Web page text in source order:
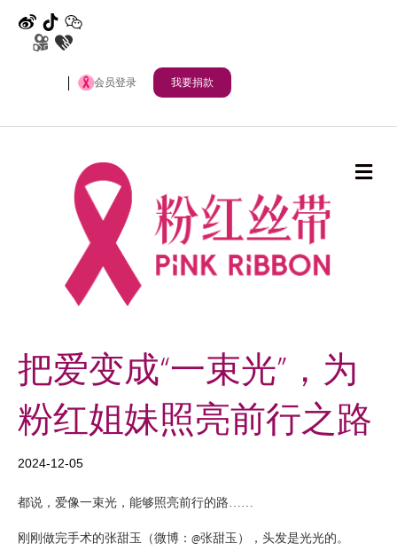
微博 抖音 公众号
快手 其他
会员登录 我要捐款
把爱变成“一束光”，为
粉红姐妹照亮前行之路
2024-12-05
都说，爱像一束光，能够照亮前行的路……
刚刚做完手术的张甜玉（微博：@张甜玉），头发是光光的。